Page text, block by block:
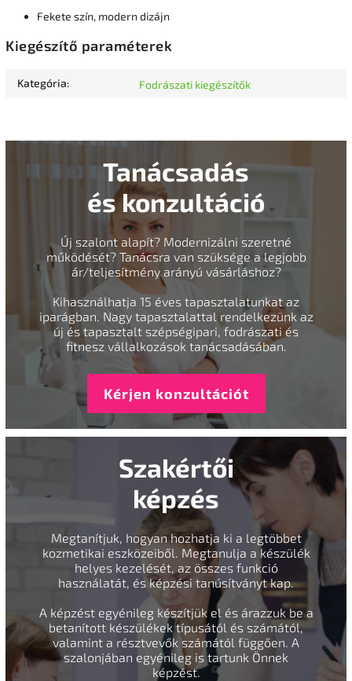
Fekete szín, modern dizájn
Kiegészítő paraméterek
Kategória: Fodrászati kiegészítők
Tanácsadás
és konzultáció
Új szalont alapít? Modernizálni szeretné
működését? Tanácsra van szüksége a legjobb
ár/teljesítmény arányú vásárláshoz?
Kihasználhatja 15 éves tapasztalatunkat az
iparágban. Nagy tapasztalattal rendelkezünk az
új és tapasztalt szépségipari, fodrászati és
fitnesz vállalkozások tanácsadásában.
Kérjen konzultációt
Szakértői
képzés
Megtanítjuk, hogyan hozhatja ki a legtöbbet
kozmetikai eszközeiből. Megtanulja a készülék
helyes kezelését, az összes funkció
használatát, és képzési tanúsítványt kap.
A képzést egyénileg készítjük el és árazzuk be a
betanított készülékek típusától és számától,
valamint a résztvevők számától függően. A
szalonjában egyénileg is tartunk Önnek
képzést.